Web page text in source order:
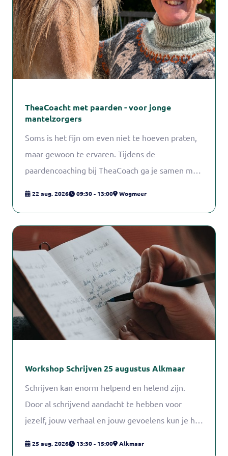
TheaCoacht met paarden - voor jonge
mantelzorgers
Soms is het fijn om even niet te hoeven praten,
maar gewoon te ervaren. Tijdens de
paardencoaching bij TheaCoach ga je samen met
22 aug. 2026 09:30 - 13:00 Wogmeer
Workshop Schrijven 25 augustus Alkmaar
Schrijven kan enorm helpend en helend zijn.
Door al schrijvend aandacht te hebben voor
jezelf, jouw verhaal en jouw gevoelens kun je het
25 aug. 2026 13:30 - 15:00 Alkmaar